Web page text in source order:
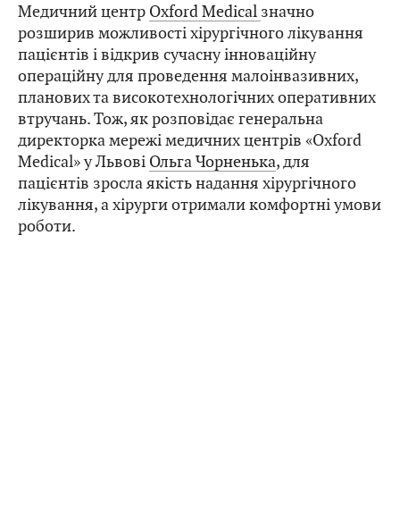
Медичний центр Oxford Medical значно
розширив можливості хірургічного лікування
пацієнтів і відкрив сучасну інноваційну
операційну для проведення малоінвазивних,
планових та високотехнологічних оперативних
втручань. Тож, як розповідає генеральна
директорка мережі медичних центрів «Oxford
Medical» у Львові Ольга Чорненька, для
пацієнтів зросла якість надання хірургічного
лікування, а хірурги отримали комфортні умови
роботи.